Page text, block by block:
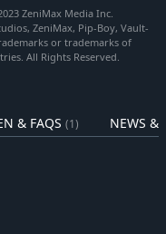
wieder aufbauen
Augen seiner
nutze sie aus.
wie
und mehr
ZeniMax Media Inc.
ZeniMax, Pip-Boy, Vault-
or trademarks of
All Rights Reserved.
& FAQS (1) NEWS &